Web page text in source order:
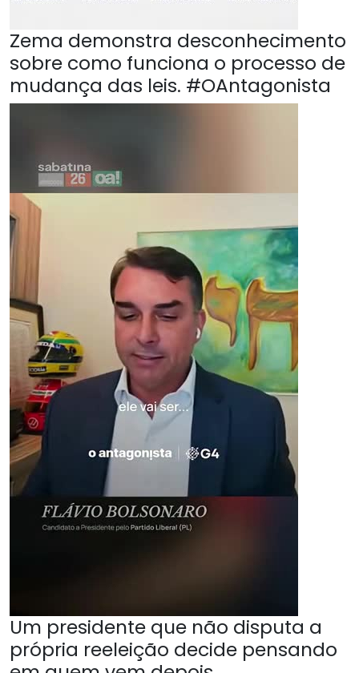
Zema demonstra desconhecimento
sobre como funciona o processo de
mudança das leis. #OAntagonista
Um presidente que não disputa a
própria reeleição decide pensando